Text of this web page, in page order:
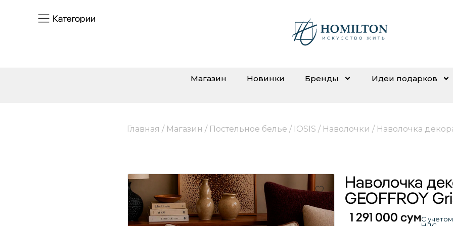
Категории
Магазин Новинки Бренды Идеи подарков
Главная / Магазин / Постельное белье / IOSIS / Наволочки / Наволочка
Наволочка
GEOFFROY
1 291 000 сумС учетом